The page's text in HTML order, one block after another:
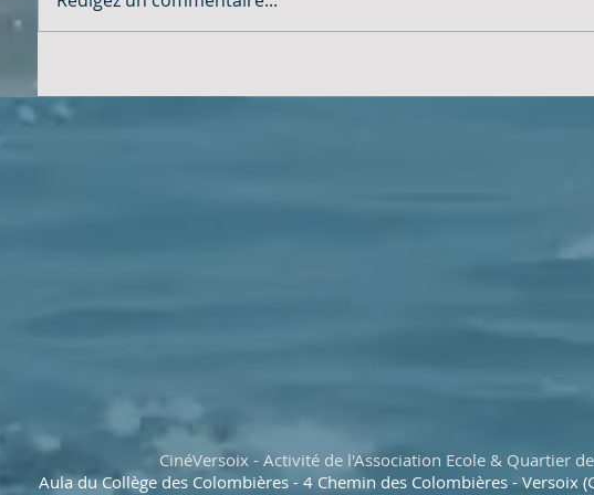
CinéVersoix - Activité de l'Association Ecole & Quartier
Aula du Collège des Colombières - 4 Chemin des Colombières - Versoix